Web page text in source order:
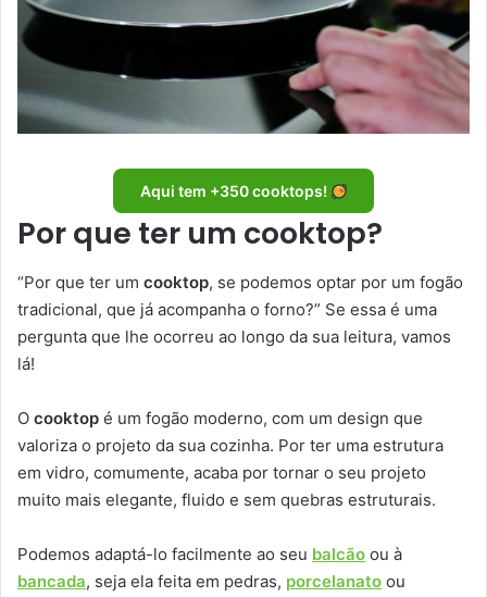
Aqui tem +350 cooktops!
Por que ter um cooktop?
“Por que ter um cooktop, se podemos optar por um fogão
tradicional, que já acompanha o forno?” Se essa é uma
pergunta que lhe ocorreu ao longo da sua leitura, vamos
lá!
O cooktop é um fogão moderno, com um design que
valoriza o projeto da sua cozinha. Por ter uma estrutura
em vidro, comumente, acaba por tornar o seu projeto
muito mais elegante, fluido e sem quebras estruturais.
Podemos adaptá-lo facilmente ao seu balcão ou à
bancada, seja ela feita em pedras, porcelanato ou